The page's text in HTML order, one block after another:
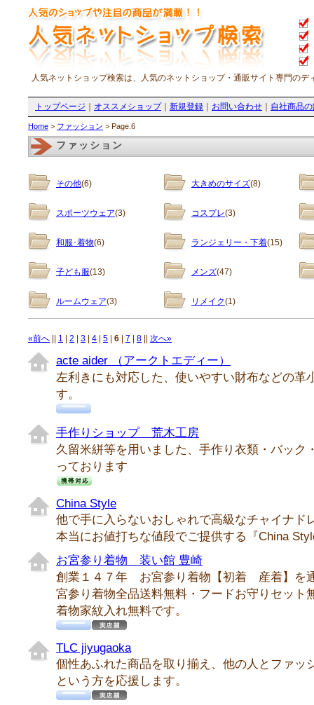
人気ネットショップ検索は、人気のネットショップ・通販サイト専門の
トップページ オススメショップ｜ 新規登録 お問い合わせ 自社商品
Home > ファッション > Page.6
ファッション
その他(6) 大きめのサイズ(8)
スポーツウェア(3) コスプレ(3)
和服･着物(6) ランジェリー・下着(15)
子ども服(13) メンズ(47)
ルームウェア(3) リメイク(1)
«前へ 1 2 3 4 5 6 7 8 次へ»
acte aider （アークトエディー）
左利きにも対応した、使いやすい財布などの革
す。
手作りショップ 荒木工房
久留米絣等を用いました、手作り衣類・バック
っております
China Style
他で手に入らないおしゃれで高級なチャイナド
本当にお値打ちな値段でご提供する『China
お宮参り着物 装い館 豊崎
創業１４７年 お宮参り着物【初着 産着】を
宮参り着物全品送料無料・フードお守りセット
着物家紋入れ無料です。
TLC jiyugaoka
個性あふれた商品を取り揃え、他の人とファッ
という方を応援します。